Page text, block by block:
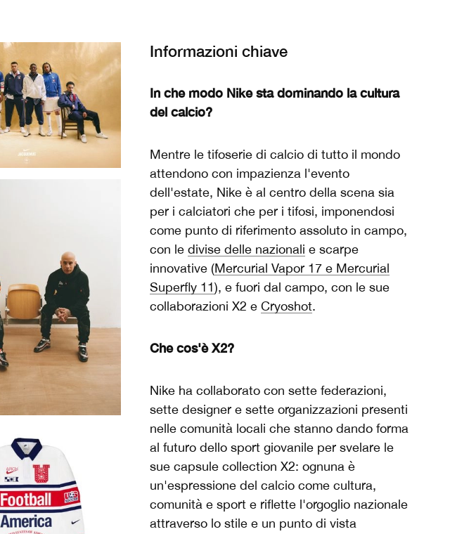
Informazioni chiave
In che modo Nike sta dominando la cultura
del calcio?
Mentre le tifoserie di calcio di tutto il mondo
attendono con impazienza l'evento
dell'estate, Nike è al centro della scena sia
per i calciatori che per i tifosi, imponendosi
come punto di riferimento assoluto in campo,
con ledivise delle nazionali e scarpe
innovative (Mercurial Vapor 17 e Mercurial
Superfly 11), e fuori dal campo, con le sue
collaborazioni X2 eCryoshot.
Che cos'è X2?
Nike ha collaborato con sette federazioni,
sette designer e sette organizzazioni presenti
nelle comunità locali che stanno dando forma
al futuro dello sport giovanile per svelare le
sue capsule collection X2: ognuna è
un'espressione del calcio come cultura,
comunità e sport e riflette l'orgoglio nazionale
attraverso lo stile e un punto di vista